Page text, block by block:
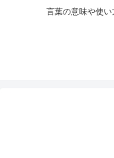
言葉の意味や使い